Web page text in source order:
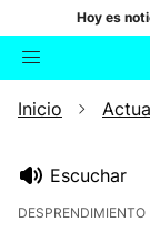
Hoy es
Inicio
Escuchar
DESPRENDIMIENTO